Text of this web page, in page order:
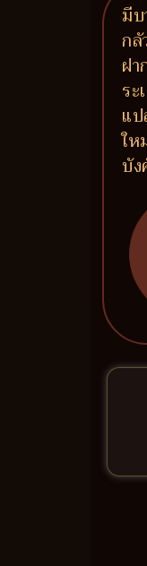
มี
ก
ฝ
ร
แ
ให
บั